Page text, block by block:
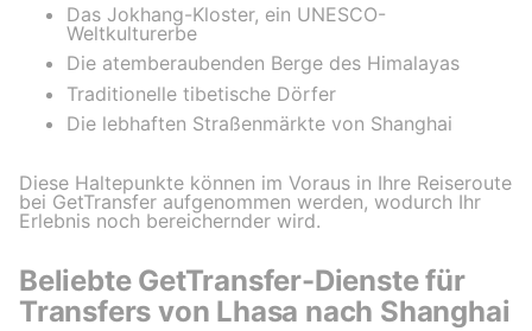
Das Jokhang-Kloster, ein UNESCO-
Weltkulturerbe
Die atemberaubenden Berge des Himalayas
Traditionelle tibetische Dörfer
Die lebhaften Straßenmärkte von Shanghai
Diese Haltepunkte können im Voraus in Ihre Reiseroute
bei GetTransfer aufgenommen werden, wodurch Ihr
Erlebnis noch bereichernder wird.
Beliebte GetTransfer-Dienste für
Transfers von Lhasa nach Shanghai